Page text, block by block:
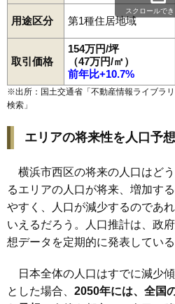
用途区分 第1種住居地域
取引価格
154万円/坪
（47万円/㎡）
前年比+10.7%
スクロールで
※出所：国土交通省「 不動産情報ライブラ
検索 」
エリアの将来性を人口予
横浜市西区の将来の人口はど
るエリアの人口が将来、増加す
やすく、人口が減少するのであ
いえるだろう。人口推計は、政
想データを定期的に発表している
日本全体の人口はすでに減少
とした場合、 2050年には、全国